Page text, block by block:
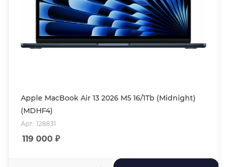
Apple MacBook Air 13 2026 M5 16/1Tb (Midnight)
(MDHF4)
Арт.: 128831
119 000 ₽